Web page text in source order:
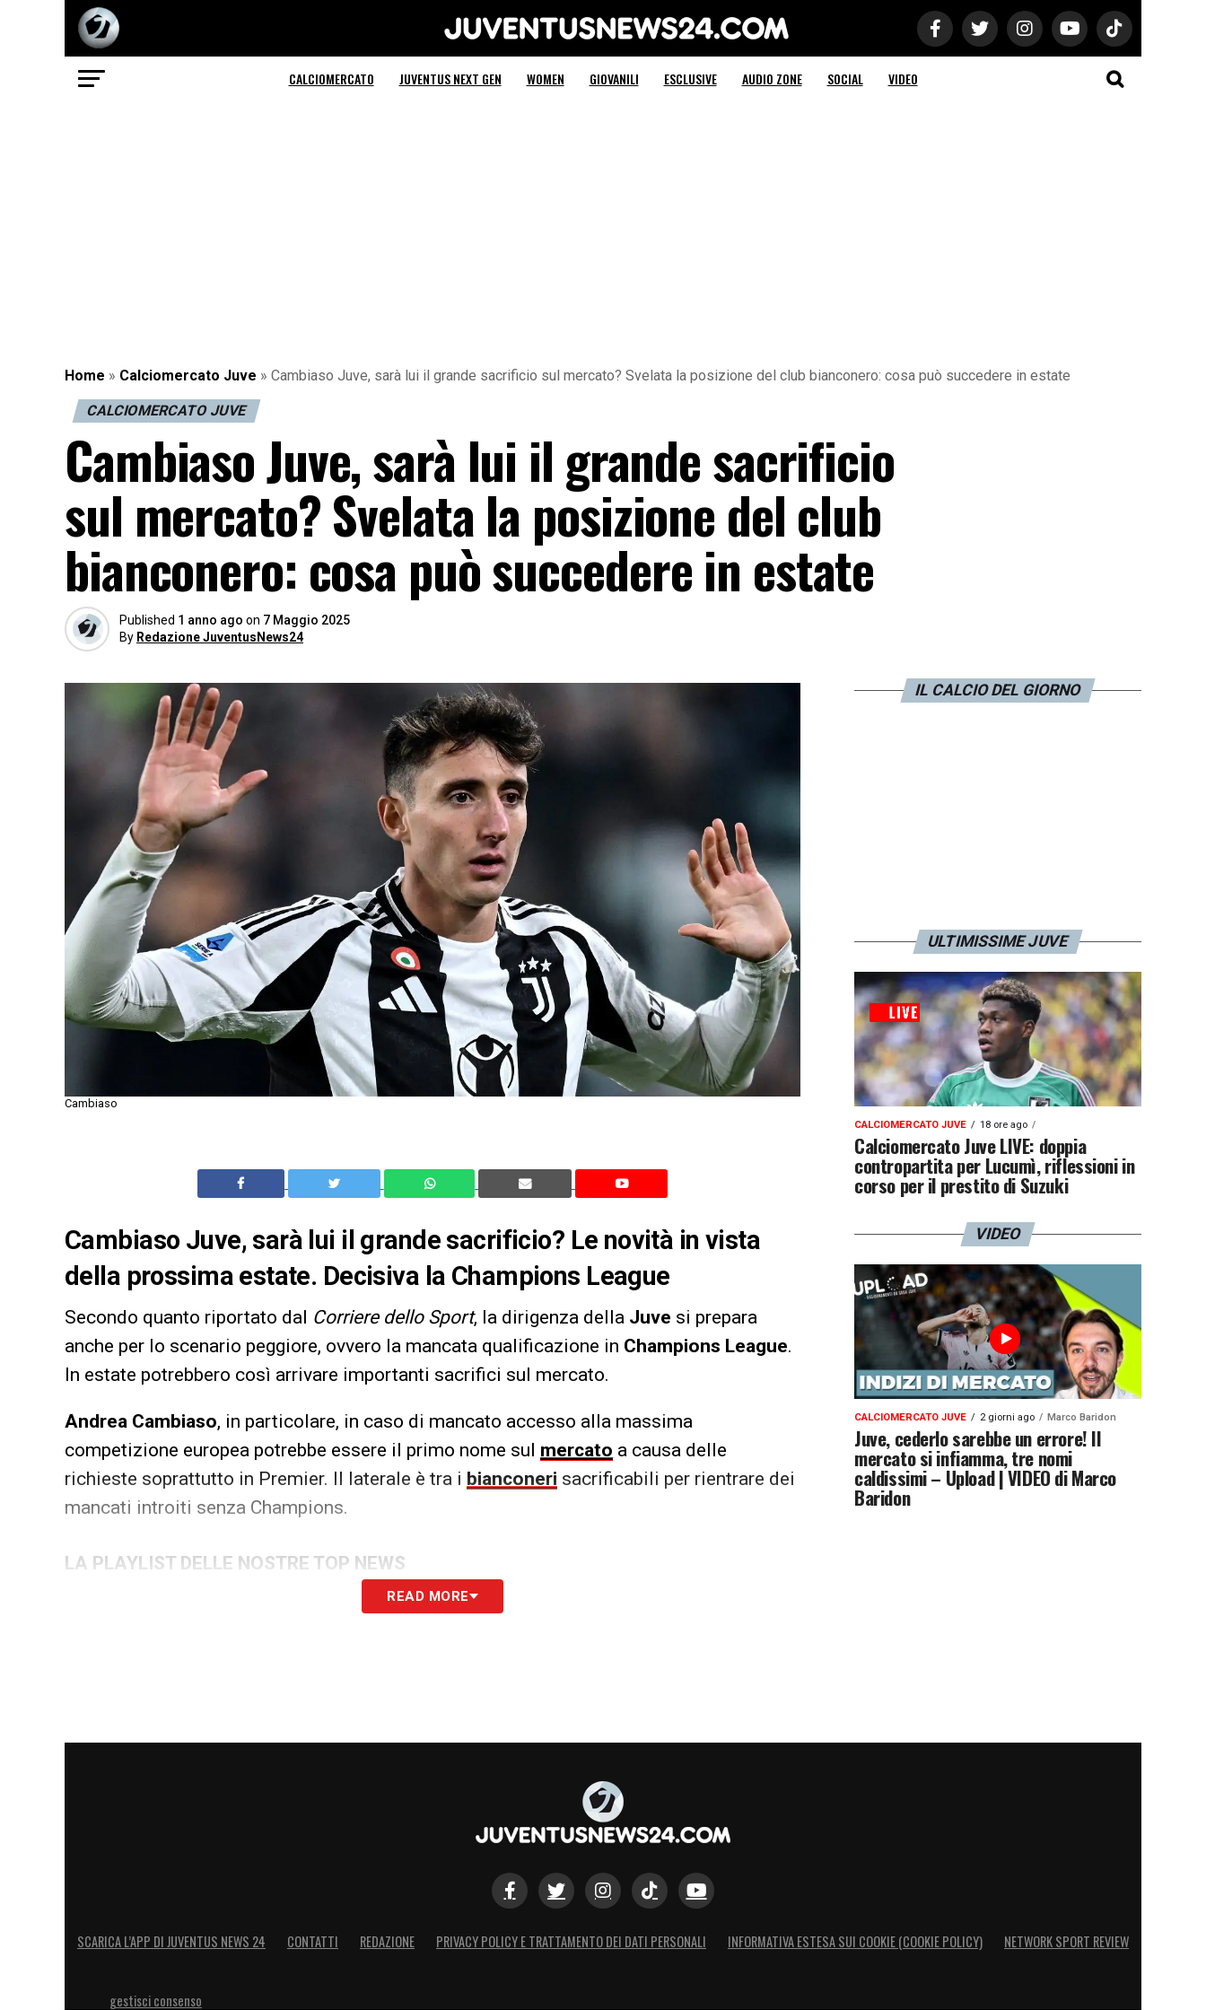
Juventus News 24
CALCIOMERCATO JUVENTUS NEXT GEN WOMEN GIOVANILI ESCLUSIVE AUDIO ZONE SOCIAL VIDEO
Home » Calciomercato Juve » Cambiaso Juve, sarà lui il grande sacrificio sul mercato? Svelata la posizione del club bianconero: cosa può succedere in estate
CALCIOMERCATO JUVE
Cambiaso Juve, sarà lui il grande sacrificio
sul mercato? Svelata la posizione del club
bianconero: cosa può succedere in estate
Published 1 anno ago on 7 Maggio 2025
By Redazione JuventusNews24
Cambiaso
Cambiaso Juve, sarà lui il grande sacrificio? Le novità in vista
della prossima estate. Decisiva la Champions League
Secondo quanto riportato dal Corriere dello Sport, la dirigenza della Juve si prepara
anche per lo scenario peggiore, ovvero la mancata qualificazione in Champions League.
In estate potrebbero così arrivare importanti sacrifici sul mercato.
Andrea Cambiaso, in particolare, in caso di mancato accesso alla massima
competizione europea potrebbe essere il primo nome sul mercato a causa delle
richieste soprattutto in Premier. Il laterale è tra i bianconeri sacrificabili per rientrare dei
mancati introiti senza Champions.
LA PLAYLIST DELLE NOSTRE TOP NEWS
READ MORE
IL CALCIO DEL GIORNO
ULTIMISSIME JUVE
CALCIOMERCATO JUVE 18 ore ago
Calciomercato Juve LIVE: doppia
contropartita per Lucumì, riflessioni in
corso per il prestito di Suzuki
VIDEO
CALCIOMERCATO JUVE 2 giorni ago Marco Baridon
Juve, cederlo sarebbe un errore! Il
mercato si infiamma, tre nomi
caldissimi – Upload | VIDEO di Marco
Baridon
SCARICA L’APP DI JUVENTUS NEWS 24 CONTATTI REDAZIONE PRIVACY POLICY E TRATTAMENTO DEI DATI PERSONALI INFORMATIVA ESTESA SUI COOKIE (COOKIE POLICY) NETWORK SPORT REVIEW
gestisci consenso